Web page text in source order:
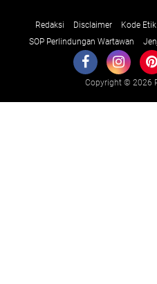
Redaksi Disclaimer Kode
SOP Perlindungan Wartawan
Copyright © 2026